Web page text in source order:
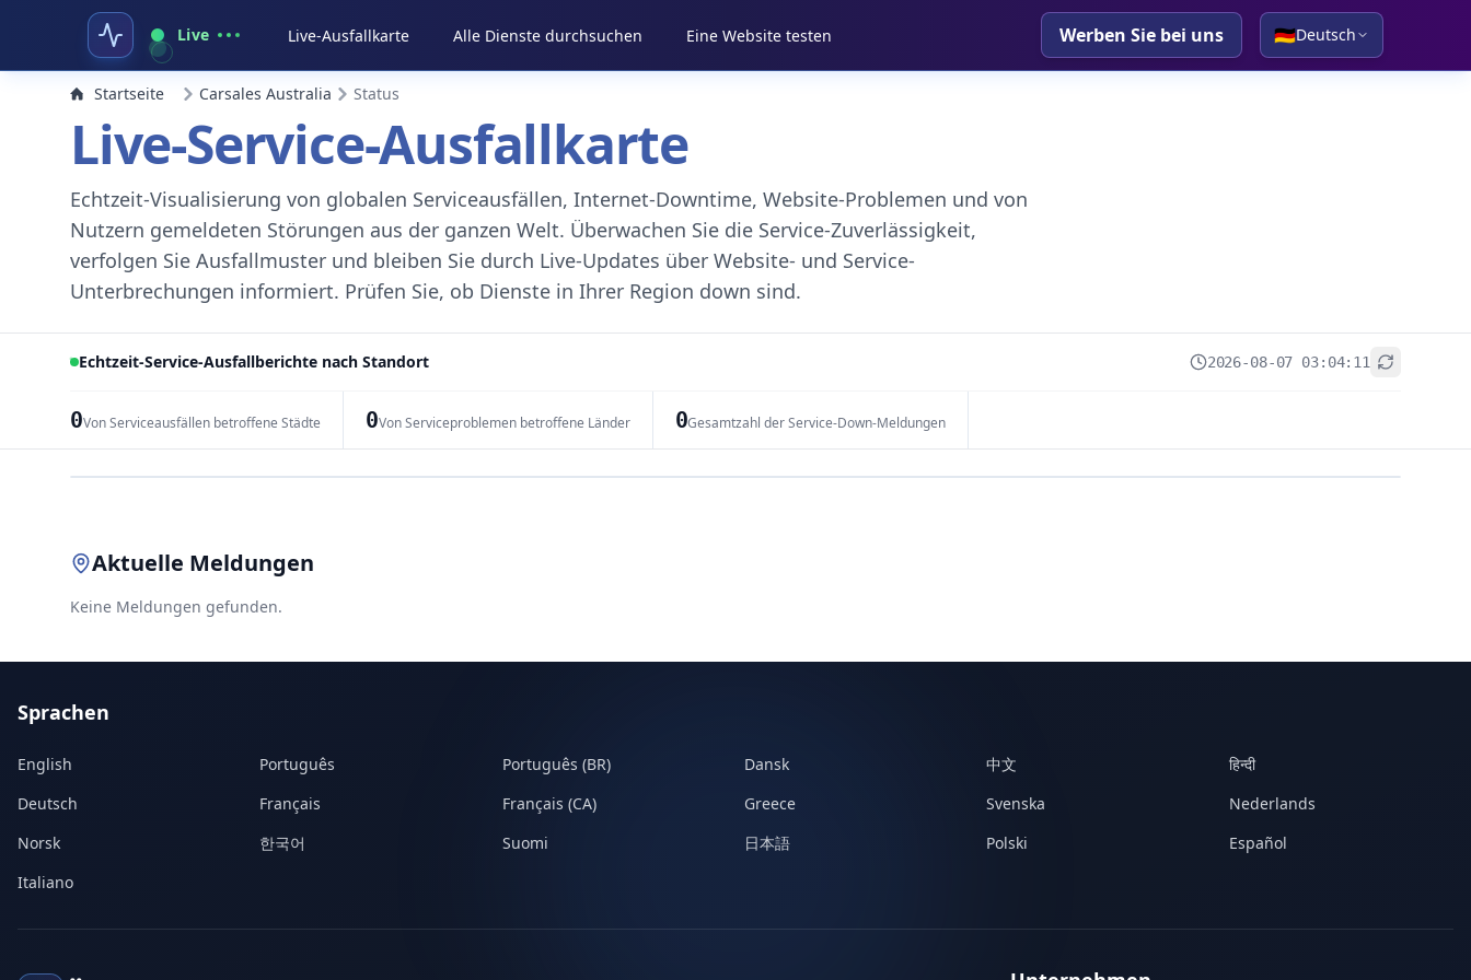
Live Live-Ausfallkarte Alle Dienste durchsuchen Eine Website testen Werben Sie bei uns 🇩🇪Deutsch
Startseite Carsales Australia Status
Live-Service-Ausfallkarte
Echtzeit-Visualisierung von globalen Serviceausfällen, Internet-Downtime, Website-Problemen und von
Nutzern gemeldeten Störungen aus der ganzen Welt. Überwachen Sie die Service-Zuverlässigkeit,
verfolgen Sie Ausfallmuster und bleiben Sie durch Live-Updates über Website- und Service-
Unterbrechungen informiert. Prüfen Sie, ob Dienste in Ihrer Region down sind.
Echtzeit-Service-Ausfallberichte nach Standort 2026-08-07 03:04:11
0Von Serviceausfällen betroffene Städte 0Von Serviceproblemen betroffene Länder 0Gesamtzahl der Service-Down-Meldungen
Aktuelle Meldungen
Keine Meldungen gefunden.
Sprachen
English Português Português (BR) Dansk 中文
हिन्दी
Deutsch
Français Français (CA) Greece Svenska
Nederlands
Norsk
한국어 Suomi 日本語 Polski
Español
Italiano